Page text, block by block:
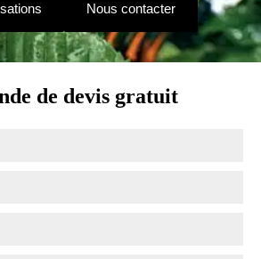
Nous contacter
de devis gratuit